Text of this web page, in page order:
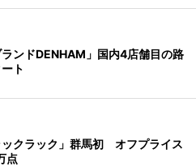
ンドDENHAM」国内4店舗目の路
ト
クラック」群馬初 オフプライス
点